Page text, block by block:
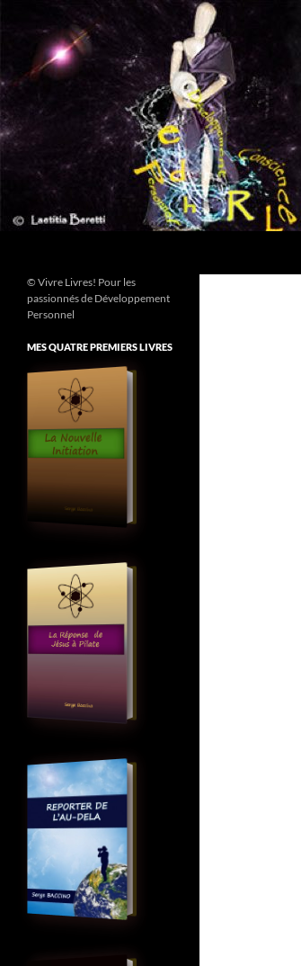
contenu
© Vivre Livres! Pour les
passionnés de Développement
Personnel
MES QUATRE PREMIERS LIVRES